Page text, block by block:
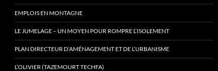
EMPLOIS EN MONTAGNE
LE JUMELAGE – UN MOYEN POUR ROMPRE L’ISOLEMENT
PLAN DIRECTEUR D’AMÉNAGEMENT ET DE L’URBANISME
L’OLIVIER (TAZEMOURT TECHFA)